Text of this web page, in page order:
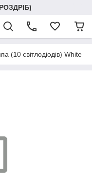
(10 світлодіодів) White